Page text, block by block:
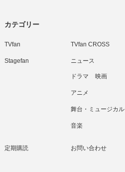
カテゴリー
TVfan TVfan CROSS
Stagefan ニュース
ドラマ 映画
アニメ
舞台・ミュージカル
音楽
定期購読 お問い合わせ